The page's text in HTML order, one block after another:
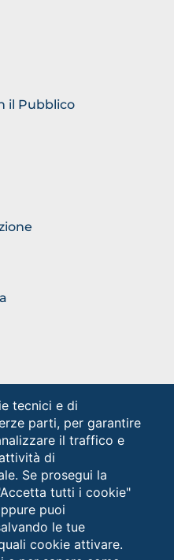
tecnici e di
parti, per garantire
il traffico e
di
Se prosegui la
tutti i cookie"
puoi
le tue
cookie attivare.
il Pubblico